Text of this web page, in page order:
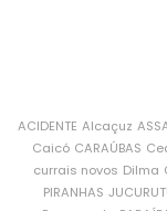
ACIDENTE Alcaçuz
Caicó CARAÚBAS
currais novos Dilma
PIRANHAS